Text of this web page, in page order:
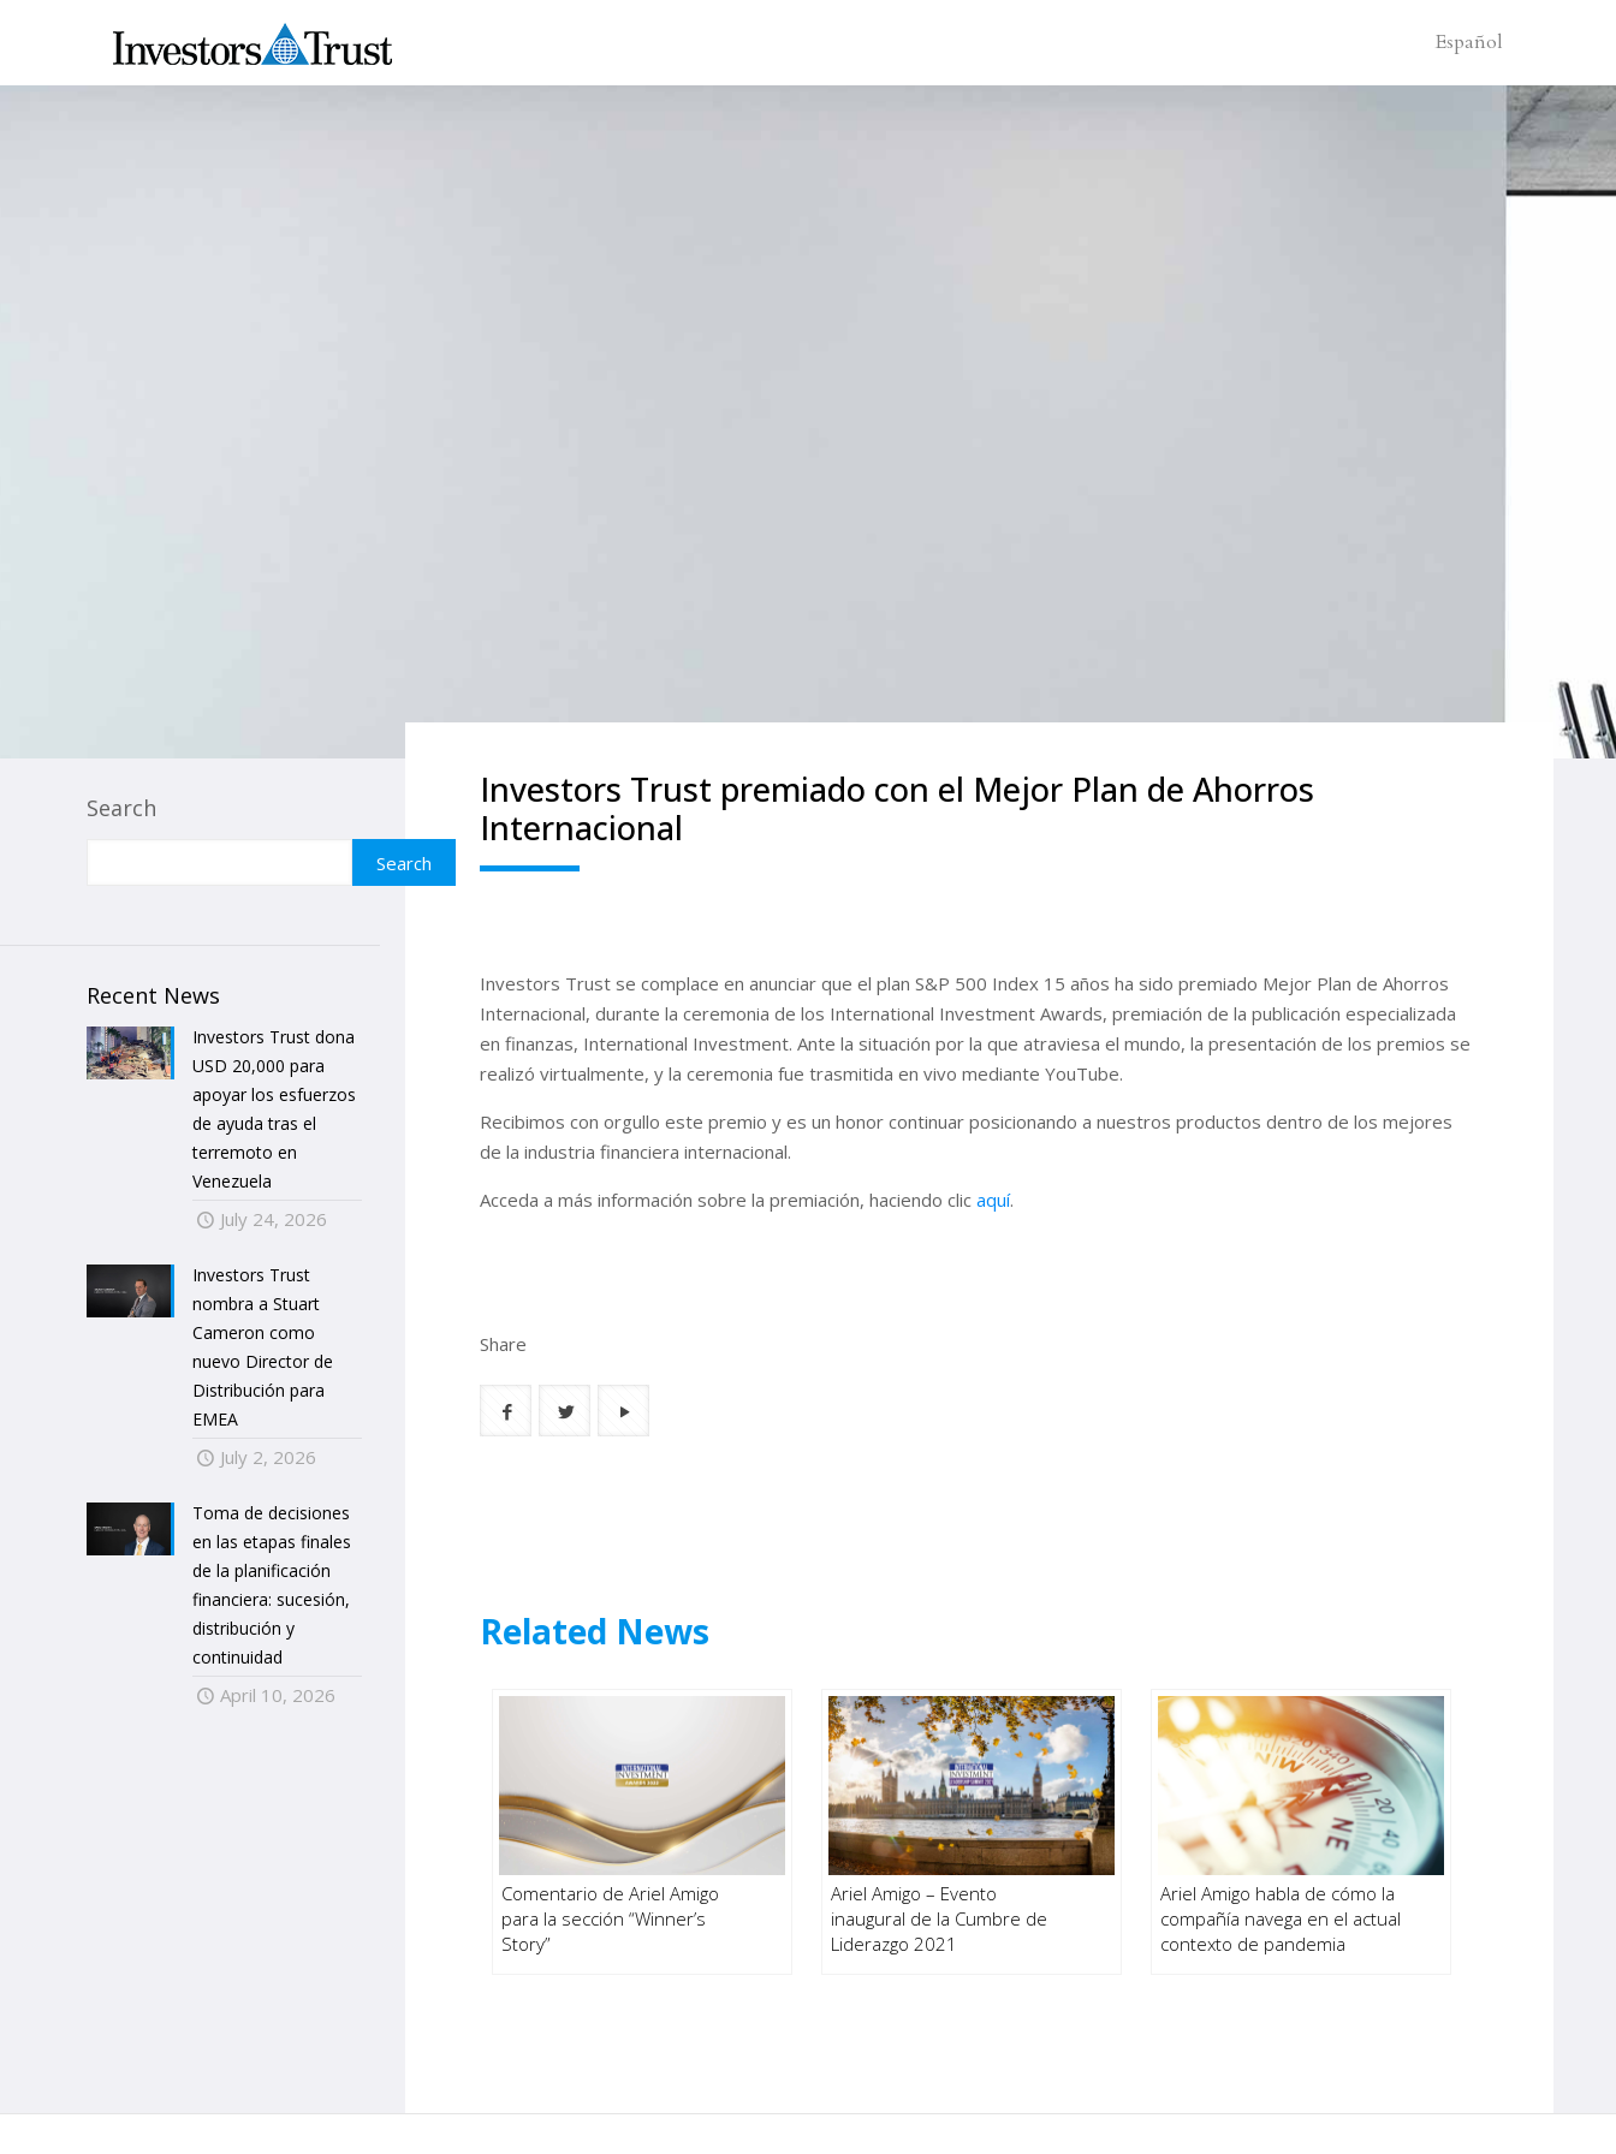
Español
Investors Trust premiado con el Mejor Plan de Ahorros
Internacional
Investors Trust se complace en anunciar que el plan S&P 500 Index 15 años ha sido premiado Mejor Plan de Ahorros
Internacional, durante la ceremonia de los International Investment Awards, premiación de la publicación especializada
en finanzas, International Investment. Ante la situación por la que atraviesa el mundo, la presentación de los premios se
realizó virtualmente, y la ceremonia fue trasmitida en vivo mediante YouTube.
Recibimos con orgullo este premio y es un honor continuar posicionando a nuestros productos dentro de los mejores
de la industria financiera internacional.
Acceda a más información sobre la premiación, haciendo clicaquí.
Share
Related News
Comentario de Ariel Amigo
para la sección “Winner’s
Story”
Ariel Amigo – Evento
inaugural de la Cumbre de
Liderazgo 2021
Ariel Amigo habla de cómo la
compañía navega en el actual
contexto de pandemia
Search
Search
Recent News
Investors Trust dona
USD 20,000 para
apoyar los esfuerzos
de ayuda tras el
terremoto en
Venezuela
July 24, 2026
Investors Trust
nombra a Stuart
Cameron como
nuevo Director de
Distribución para
EMEA
July 2, 2026
Toma de decisiones
en las etapas finales
de la planificación
financiera: sucesión,
distribución y
continuidad
April 10, 2026